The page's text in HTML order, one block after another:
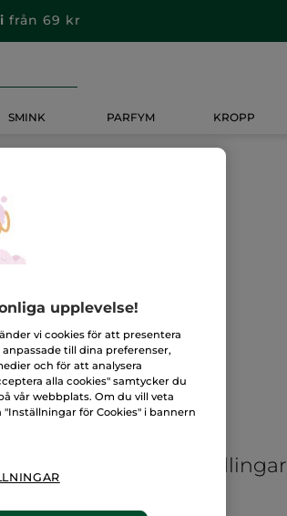
från 69 kr
SMINK PARFYM KROPP
ekologiska odlingar
upplevelse!
vi cookies för att presentera
till dina preferenser,
och för att analysera
alla cookies" samtycker du
vår webbplats. Om du vill veta
för Cookies" i bannern